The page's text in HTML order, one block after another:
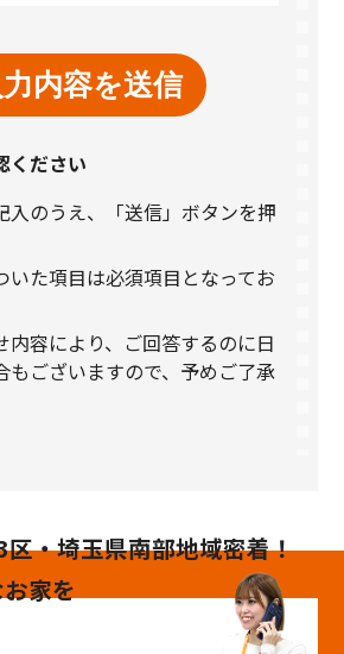
ください
のうえ、「送信」ボタンを押
た項目は必須項目となってお
容により、ご回答するのに日
もございますので、予めご了承
・埼玉県南部地域密着！
家を